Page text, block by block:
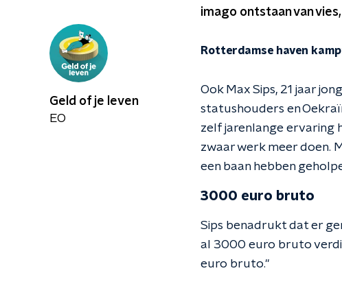
imago ontstaan van
Rotterdamse haven
Ook Max Sips, 21 jaar
statushouders en
zelf jarenlange ervaring
zwaar werk meer doen.
een baan hebben
3000 euro bruto
Sips benadrukt dat er
al 3000 euro bruto
euro bruto."
Geld of je leven
EO